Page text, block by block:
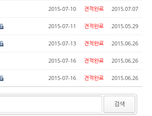
2015-07-10 견적완료 2015.07.07
2015-07-11 견적완료 2015.05.29
2015-07-13 견적완료 2015.06.26
2015-07-16 견적완료 2015.06.26
2015-07-16 견적완료 2015.06.26
검색